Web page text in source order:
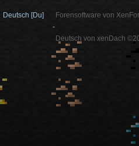
Deutsch [Du]
Forensoftware von
-
Deutsch von xenDach